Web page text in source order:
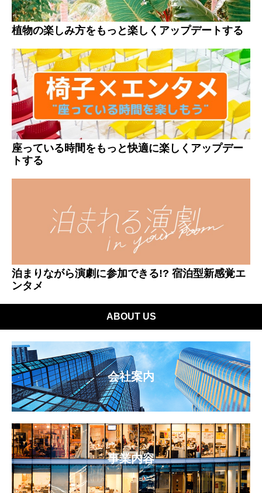
植物の楽しみ方をもっと楽しくアップデートする
座っている時間をもっと快適に楽しくアップデー
トする
泊まりながら演劇に参加できる!? 宿泊型新感覚エ
ンタメ
ABOUT US
会社案内
事業内容